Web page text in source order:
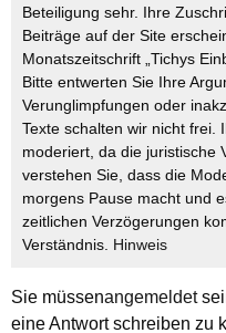
Beteiligung sehr. Ihre
Beiträge auf der Site
Monatszeitschrift „Tichys
Bitte entwerten Sie Ihre
Verunglimpfungen oder
Texte schalten wir nicht frei.
moderiert, da die juristische
verstehen Sie, dass die
morgens Pause macht und
zeitlichen Verzögerungen
Verständnis. Hinweis
Sie müssenangemeldet
eine Antwort schreiben zu